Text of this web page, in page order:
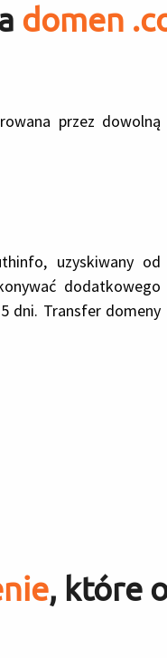
domen
przez dowolną
uzyskiwany od
dodatkowego
dni. Transfer domeny
, które